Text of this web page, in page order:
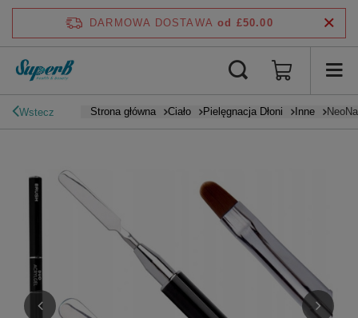
DARMOWA DOSTAWA od £50.00
Wstecz Strona główna Ciało Pielęgnacja Dłoni Inne